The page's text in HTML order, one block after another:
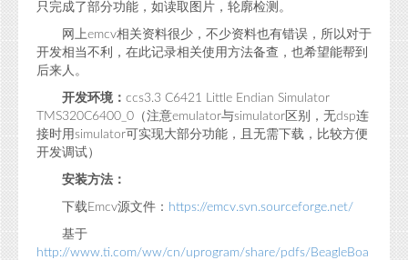
Login
只完成了部分功能，如读取图片，轮廓检测。
网上emcv相关资料很少，不少资料也有错误，所以对于
开发相当不利，在此记录相关使用方法备查，也希望能帮到
后来人。
开发环境： ccs3.3 C6421 Little Endian Simulator
TMS320C6400_0 （注意emulator与simulator 区别，无dsp连
接时用 simulator可实现大部分功能，且无需下载，比较方便
开发调试）
安装方法：
下载Emcv源文件： https://emcv.svn.sourceforge.net/
基于
http://www.ti.com/ww/cn/uprogram/share/pdfs/BeagleBoa